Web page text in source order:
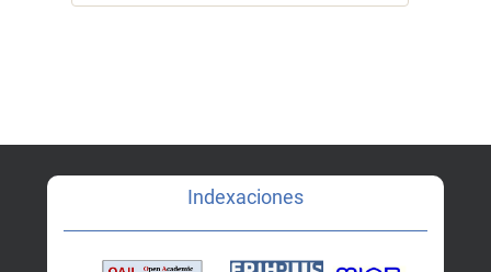
Indexaciones